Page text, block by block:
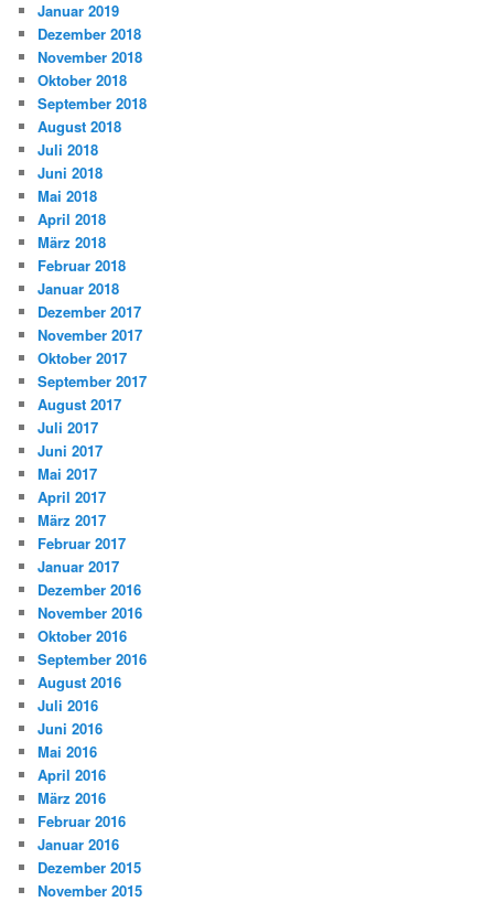
Januar 2019
Dezember 2018
November 2018
Oktober 2018
September 2018
August 2018
Juli 2018
Juni 2018
Mai 2018
April 2018
März 2018
Februar 2018
Januar 2018
Dezember 2017
November 2017
Oktober 2017
September 2017
August 2017
Juli 2017
Juni 2017
Mai 2017
April 2017
März 2017
Februar 2017
Januar 2017
Dezember 2016
November 2016
Oktober 2016
September 2016
August 2016
Juli 2016
Juni 2016
Mai 2016
April 2016
März 2016
Februar 2016
Januar 2016
Dezember 2015
November 2015